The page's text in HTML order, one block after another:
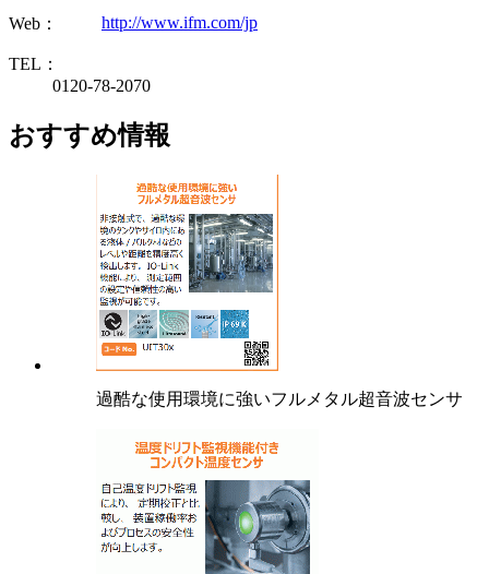
Web： http://www.ifm.com/jp
TEL：
0120-78-2070
おすすめ情報
過酷な使用環境に強いフルメタル超音波センサ